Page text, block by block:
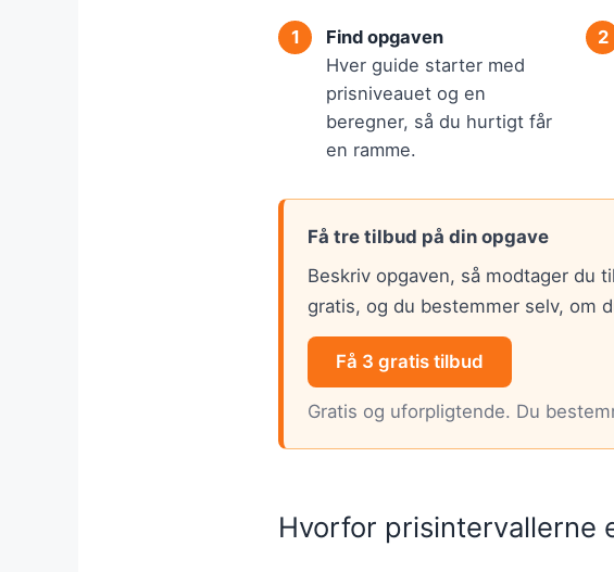
Find opgaven
Hver guide starter med
prisniveauet og en
beregner, så du hurtigt får
en ramme.
Få tre tilbud på din opgave
Beskriv opgaven, så modtager du
gratis, og du bestemmer selv, om
Få 3 gratis tilbud
Gratis og uforpligtende. Du
Hvorfor prisintervallerne